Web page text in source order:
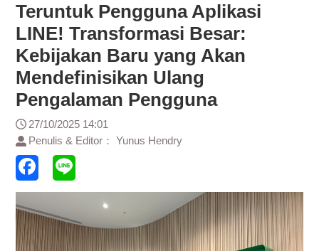
Teruntuk Pengguna Aplikasi
LINE! Transformasi Besar:
Kebijakan Baru yang Akan
Mendefinisikan Ulang
Pengalaman Pengguna
27/10/2025 14:01
Penulis & Editor： Yunus Hendry